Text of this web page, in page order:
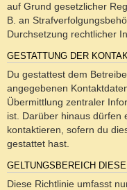
auf Grund gesetzlicher
B. an
Durchsetzung rechtlicher
GESTATTUNG DER
Du gestattest dem
angegebenen
Übermittlung zentraler
ist. Darüber hinaus dürfen
kontaktieren, sofern du
gestattet hast.
GELTUNGSBEREICH
Diese Richtlinie umfasst